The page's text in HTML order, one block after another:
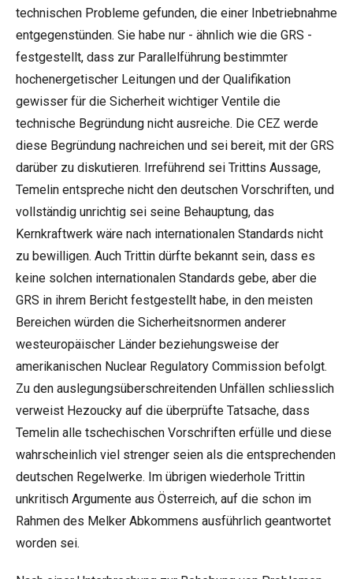
technischen Probleme gefunden, die einer Inbetriebnahme
entgegenstünden. Sie habe nur - ähnlich wie die GRS -
festgestellt, dass zur Parallelführung bestimmter
hochenergetischer Leitungen und der Qualifikation
gewisser für die Sicherheit wichtiger Ventile die
technische Begründung nicht ausreiche. Die CEZ werde
diese Begründung nachreichen und sei bereit, mit der GRS
darüber zu diskutieren. Irreführend sei Trittins Aussage,
Temelin entspreche nicht den deutschen Vorschriften, und
vollständig unrichtig sei seine Behauptung, das
Kernkraftwerk wäre nach internationalen Standards nicht
zu bewilligen. Auch Trittin dürfte bekannt sein, dass es
keine solchen internationalen Standards gebe, aber die
GRS in ihrem Bericht festgestellt habe, in den meisten
Bereichen würden die Sicherheitsnormen anderer
westeuropäischer Länder beziehungsweise der
amerikanischen Nuclear Regulatory Commission befolgt.
Zu den auslegungsüberschreitenden Unfällen schliesslich
verweist Hezoucky auf die überprüfte Tatsache, dass
Temelin alle tschechischen Vorschriften erfülle und diese
wahrscheinlich viel strenger seien als die entsprechenden
deutschen Regelwerke. Im übrigen wiederhole Trittin
unkritisch Argumente aus Österreich, auf die schon im
Rahmen des Melker Abkommens ausführlich geantwortet
worden sei.